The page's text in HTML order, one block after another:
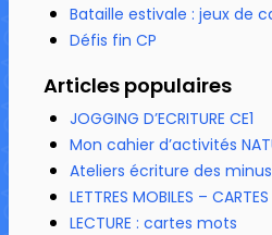
Bataille estivale : jeux de
Défis fin CP
Articles populaires
JOGGING D’ECRITURE CE1
Mon cahier d’activités
Ateliers écriture des
LETTRES MOBILES –
LECTURE : cartes mots